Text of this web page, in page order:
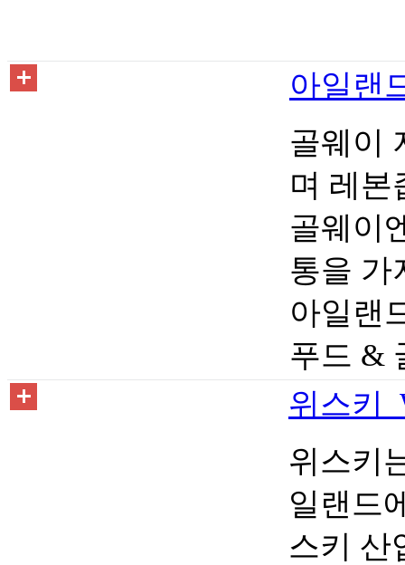
아일랜
골웨이
며 레본
골웨이
통을 가
아일랜
푸드 &
위스키
위스키
일랜드
스키 산